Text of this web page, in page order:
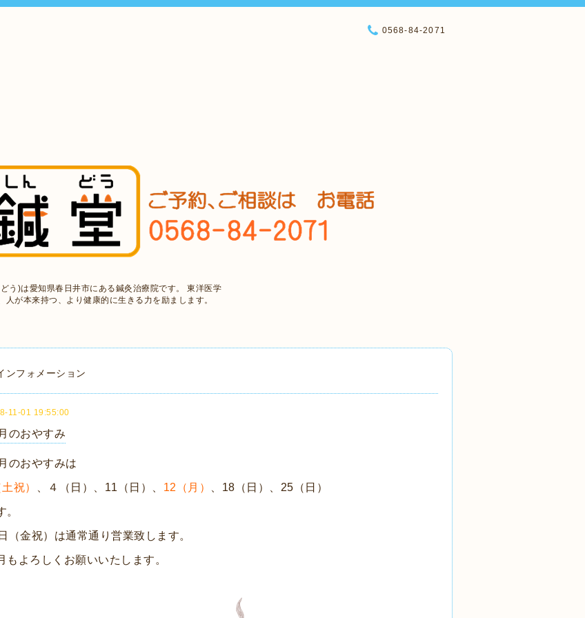
う)は愛知県春日井市にある鍼灸治療院です。 東洋医学
が本来持つ、より健康的に生きる力を励まします。
0568-84-2071
ンフォメーション
11-01 19:55:00
のおやすみ
のおやすみは
祝） 、４（日）、11（日）、 12（月） 、18（日）、25（日）
。
（金祝）は通常通り営業致します。
もよろしくお願いいたします。